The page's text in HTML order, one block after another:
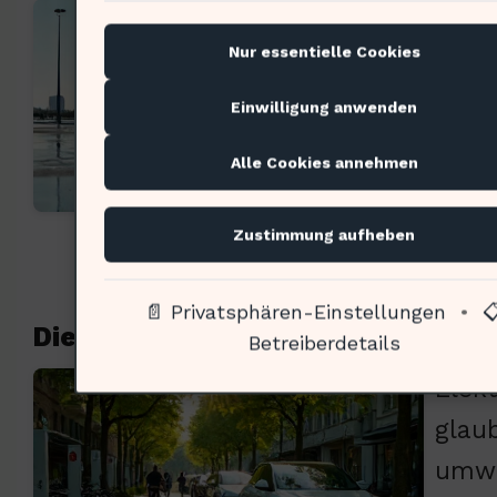
Der
wird
Die Philosophie der
Nur essentielle Cookies
Einwilligung anwenden
Alle Cookies annehmen
Zustimmung aufheben
📄 Privatsphären-Einstellungen •
Betreiberdetails